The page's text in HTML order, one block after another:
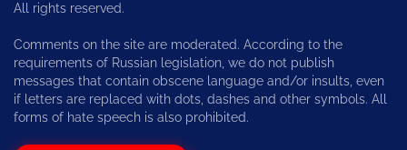
All rights reserved.
Comments on the site are moderated. According to the
requirements of Russian legislation, we do not publish
messages that contain obscene language and/or insults, even
if letters are replaced with dots, dashes and other symbols. All
forms of hate speech is also prohibited.